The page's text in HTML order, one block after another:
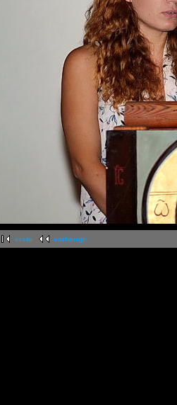
erste vorherige